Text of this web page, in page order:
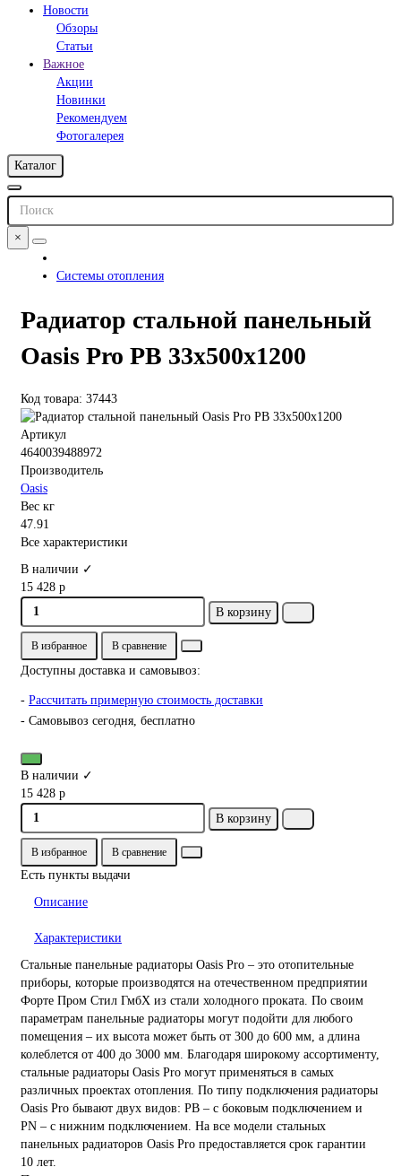
Новости
Обзоры
Статьи
Важное
Акции
Новинки
Рекомендуем
Фотогалерея
Каталог
×
Системы отопления
Радиатор стальной панельный
Oasis Pro PB 33х500х1200
Код товара: 37443
Артикул
4640039488972
Производитель
Oasis
Вес кг
47.91
Все характеристики
В наличии ✓
15 428 р
В корзину
В избранное В сравнение
Доступны доставка и самовывоз:
- Рассчитать примерную стоимость доставки
- Самовывоз сегодня, бесплатно
В наличии ✓
15 428 р
В корзину
В избранное В сравнение
Есть пункты выдачи
Описание
Характеристики
Стальные панельные радиаторы Oasis Pro – это отопительные
приборы, которые производятся на отечественном предприятии
Форте Пром Стил ГмбХ из стали холодного проката. По своим
параметрам панельные радиаторы могут подойти для любого
помещения – их высота может быть от 300 до 600 мм, а длина
колеблется от 400 до 3000 мм. Благодаря широкому ассортименту,
стальные радиаторы Oasis Pro могут применяться в самых
различных проектах отопления. По типу подключения радиаторы
Oasis Pro бывают двух видов: PB – с боковым подключением и
PN – с нижним подключением. На все модели стальных
панельных радиаторов Oasis Pro предоставляется срок гарантии
10 лет.